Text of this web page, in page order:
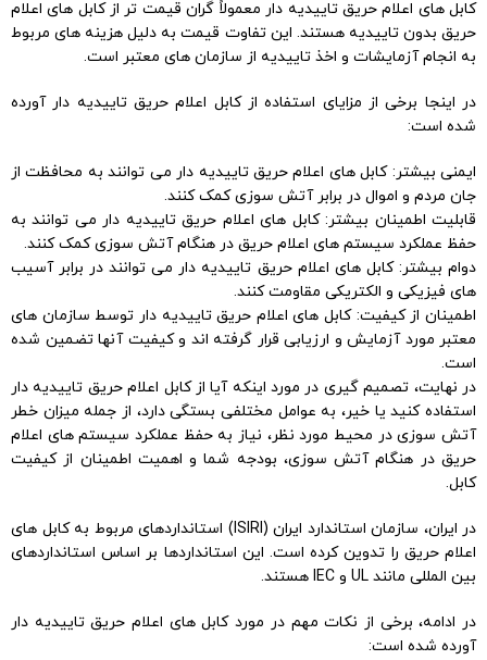
کابل های اعلام حریق تاییدیه دار معمولاً گران قیمت تر از کابل های اعلام
حریق بدون تاییدیه هستند. این تفاوت قیمت به دلیل هزینه های مربوط
به انجام آزمایشات و اخذ تاییدیه از سازمان های معتبر است.
در اینجا برخی از مزایای استفاده از کابل اعلام حریق تاییدیه دار آورده
شده است:
ایمنی بیشتر: کابل های اعلام حریق تاییدیه دار می توانند به محافظت از
جان مردم و اموال در برابر آتش سوزی کمک کنند.
قابلیت اطمینان بیشتر: کابل های اعلام حریق تاییدیه دار می توانند به
حفظ عملکرد سیستم های اعلام حریق در هنگام آتش سوزی کمک کنند.
دوام بیشتر: کابل های اعلام حریق تاییدیه دار می توانند در برابر آسیب
های فیزیکی و الکتریکی مقاومت کنند.
اطمینان از کیفیت: کابل های اعلام حریق تاییدیه دار توسط سازمان های
معتبر مورد آزمایش و ارزیابی قرار گرفته اند و کیفیت آنها تضمین شده
است.
در نهایت، تصمیم گیری در مورد اینکه آیا از کابل اعلام حریق تاییدیه دار
استفاده کنید یا خیر، به عوامل مختلفی بستگی دارد، از جمله میزان خطر
آتش سوزی در محیط مورد نظر، نیاز به حفظ عملکرد سیستم های اعلام
حریق در هنگام آتش سوزی، بودجه شما و اهمیت اطمینان از کیفیت
کابل.
در ایران، سازمان استاندارد ایران (ISIRI) استانداردهای مربوط به کابل های
اعلام حریق را تدوین کرده است. این استانداردها بر اساس استانداردهای
بین المللی مانند UL و IEC هستند.
در ادامه، برخی از نکات مهم در مورد کابل های اعلام حریق تاییدیه دار
آورده شده است: